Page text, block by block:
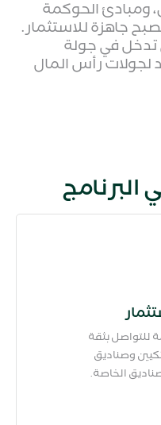
ومبادئ الحوكمة
جاهزة للاستثمار.
تدخل في جولة
لجولات رأس المال
البرنامج
للتواصل بثقة
وصناديق
الخاصة.